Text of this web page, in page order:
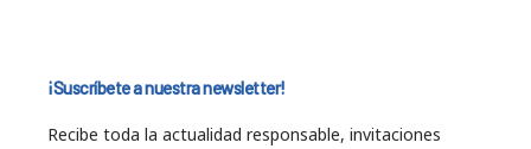
¡Suscríbete a nuestra newsletter!
Recibe toda la actualidad responsable, invitaciones